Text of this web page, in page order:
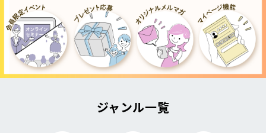
ジャンル一覧